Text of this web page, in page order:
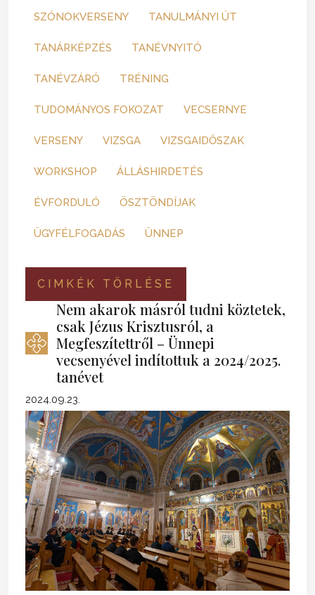
SZÓNOKVERSENY TANULMÁNYI ÚT
TANÁRKÉPZÉS TANÉVNYITÓ
TANÉVZÁRÓ TRÉNING
TUDOMÁNYOS FOKOZAT VECSERNYE
VERSENY VIZSGA VIZSGAIDŐSZAK
WORKSHOP ÁLLÁSHIRDETÉS
ÉVFORDULÓ ÖSZTÖNDÍJAK
ÜGYFÉLFOGADÁS ÜNNEP
CIMKÉK TÖRLÉSE
Nem akarok másról tudni köztetek,
csak Jézus Krisztusról, a
Megfeszítettről – Ünnepi
vecsenyével indítottuk a 2024/2025.
tanévet
2024.09.23.